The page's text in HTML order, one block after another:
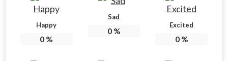
Happy
0 %
Sad
0%
Excited
0%